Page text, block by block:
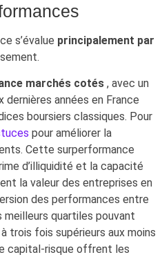
s’évalue principalement par
marchés cotés , avec un
dernières années en France
boursiers classiques. Pour
pour améliorer la
Cette surperformance
d’illiquidité et la capacité
la valeur des entreprises en
des performances entre
quartiles pouvant
trois fois supérieurs aux moins
capital-risque offrent les